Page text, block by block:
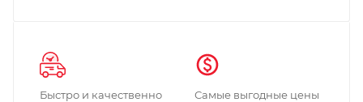
Быстро и качественно
Самые выгодные цены